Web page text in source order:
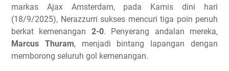
markas Ajax Amsterdam, pada Kamis dini hari
(18/9/2025), Nerazzurri sukses mencuri tiga poin penuh
berkat kemenangan 2-0. Penyerang andalan mereka,
Marcus Thuram, menjadi bintang lapangan dengan
memborong seluruh gol kemenangan.